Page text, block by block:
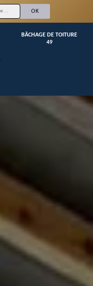
BÂCHAGE DE TOITURE
49